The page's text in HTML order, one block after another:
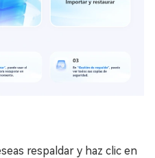
respaldar y haz clic en